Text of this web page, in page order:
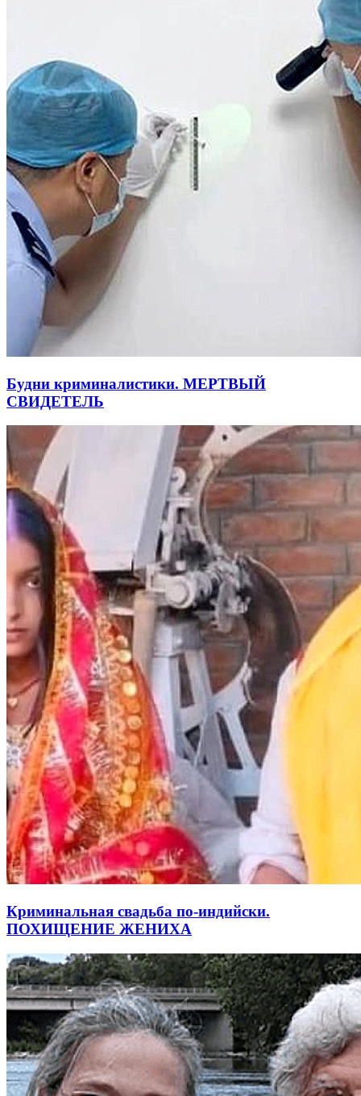
Будни криминалистики. МЕРТВЫЙ
СВИДЕТЕЛЬ
Криминальная свадьба по-индийски.
ПОХИЩЕНИЕ ЖЕНИХА